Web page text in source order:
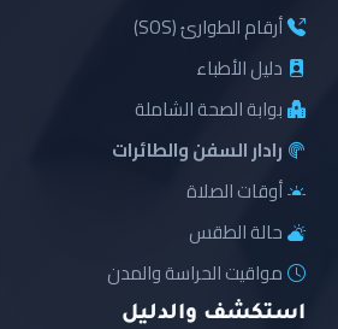
أرقام الطوارئ (SOS)
دليل الأطباء
بوابة الصحة الشاملة
رادار السفن والطائرات
أوقات الصلاة
حالة الطقس
مواقيت الحراسة والمدن
استكشف والدليل